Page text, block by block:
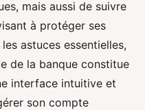
mais aussi de suivre
à protéger ses
astuces essentielles,
de la banque constitue
interface intuitive et
son compte